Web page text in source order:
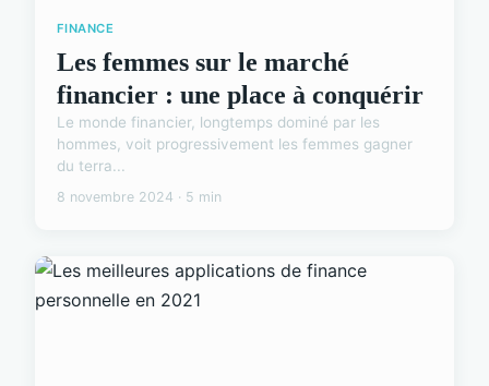
FINANCE
Les femmes sur le marché
financier : une place à conquérir
Le monde financier, longtemps dominé par les
hommes, voit progressivement les femmes gagner
du terra...
8 novembre 2024 · 5 min